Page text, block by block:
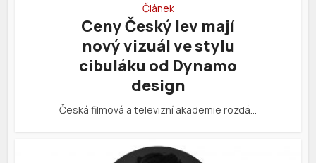
Článek
Ceny Český lev mají
nový vizuál ve stylu
cibuláku od Dynamo
design
Česká filmová a televizní akademie rozdá…